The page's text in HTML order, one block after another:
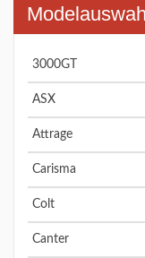
3000GT
ASX
Attrage
Carisma
Colt
Canter